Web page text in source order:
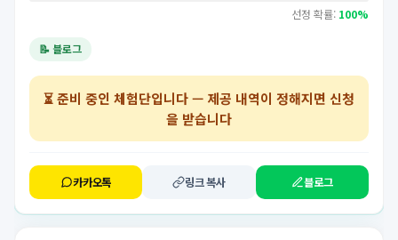
선정 확률: 100%
📝 블로그
⏳준비 중인 체험단입니다 — 제공 내역이 정해지면 신청
을 받습니다
카카오톡 링크 복사 블로그